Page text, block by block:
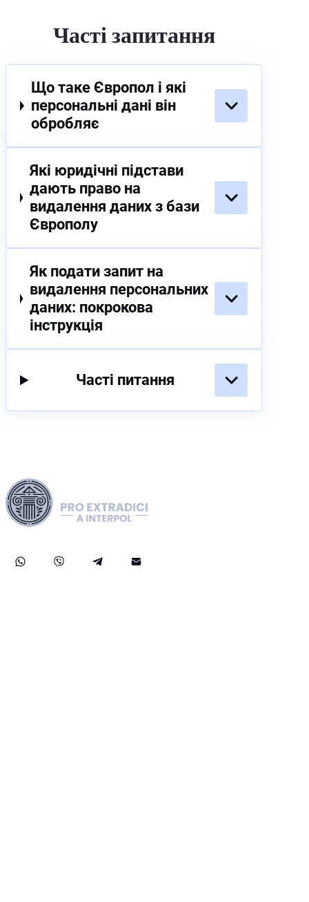
Часті запитання
Що таке Європол і які
персональні дані він
обробляє
Які юридічні підстави
дають право на
видалення даних з бази
Європолу
Як подати запит на
видалення персональних
даних: покрокова
інструкція
Часті питання